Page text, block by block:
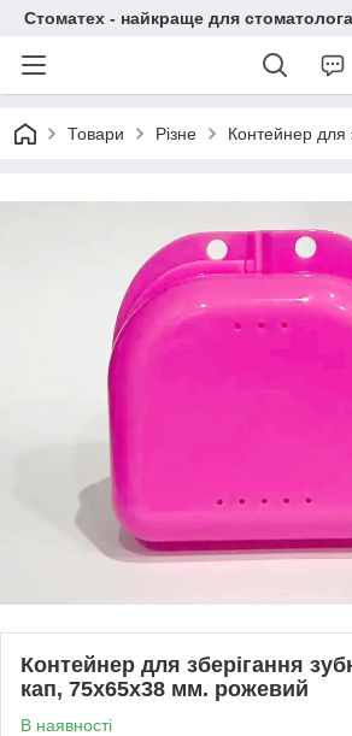
Стоматех - найкраще для стоматолога
Товари Різне Контейнер для
Контейнер для зберігання
кап, 75х65х38 мм. рожевий
В наявності